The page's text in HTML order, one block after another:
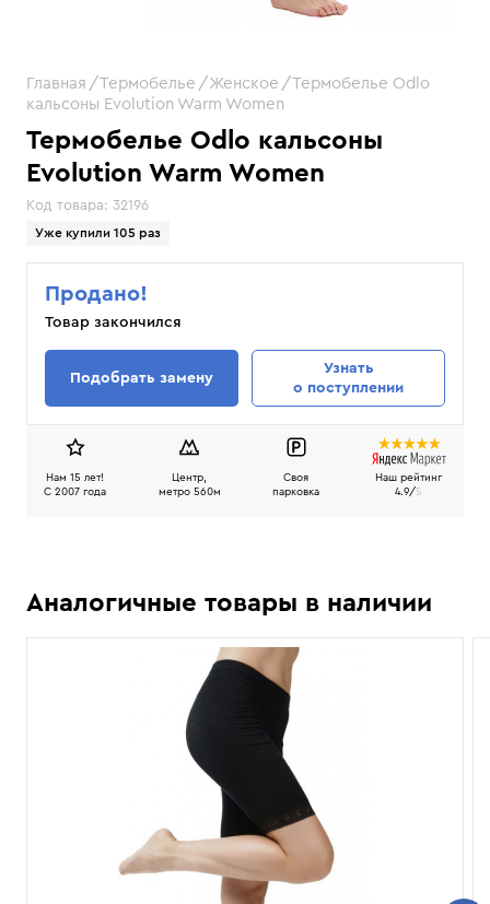
Термобелье Odlo кальсоны
Evolution Warm Women
Код товара: 32196
Уже купили 105 раз
Главная Термобелье Женское
Термобелье Odlo
кальсоны Evolution Warm Women
Продано!
Товар закончился
Подобрать замену
Узнать
о поступлении
Нам 15 лет!
C 2007 года
Центр,
метро 560м
Своя
парковка
Наш рейтинг
4.9/5
Аналогичные товары в наличии